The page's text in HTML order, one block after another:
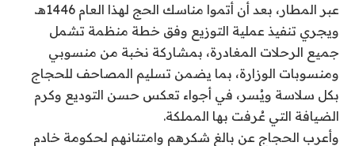
عبر المطار، بعد أن أتموا مناسك الحج لهذا العام 1446هـ.
ويجري تنفيذ عملية التوزيع وفق خطة منظمة تشمل
جميع الرحلات المغادرة، بمشاركة نخبة من منسوبي
ومنسوبات الوزارة، بما يضمن تسليم المصاحف للحجاج
بكل سلاسة ويُسر، في أجواء تعكس حسن التوديع وكرم
الضيافة التي عُرفت بها المملكة.
وأعرب الحجاج عن بالغ شكرهم وامتنانهم لحكومة خادم